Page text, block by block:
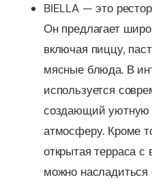
BIELLA — это
Он предлагает
включая пиццу,
мясные блюда. В
используется
создающий
атмосферу. Кроме
открытая терраса с
можно